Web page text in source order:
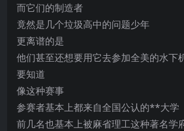
而它们的制造者
竟然是几个垃圾高中的问题少年
更离谱的是
他们甚至还想要用它去参加全美的水下
要知道
像这种赛事
参赛者基本上都来自全国公认的**大学
前几名也基本上被麻省理工这种著名学